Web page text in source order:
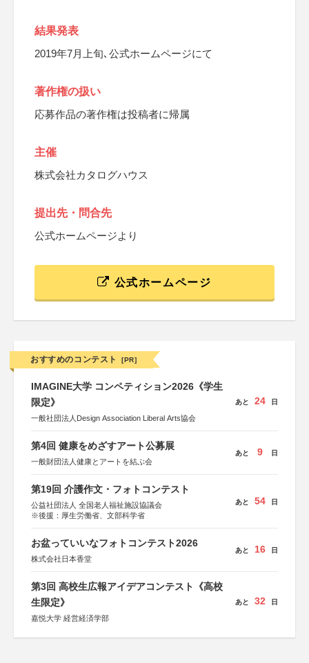
結果発表
2019年7月上旬､公式ホームページにて
著作権の扱い
応募作品の著作権は投稿者に帰属
主催
株式会社カタログハウス
提出先・問合先
公式ホームページより
公式ホームページ
おすすめのコンテスト [PR]
IMAGINE大学 コンペティション2026《学生
限定》
一般社団法人Design Association Liberal Arts協会
あと 24 日
第4回 健康をめざすアート公募展
一般財団法人健康とアートを結ぶ会
あと 9 日
第19回 介護作文・フォトコンテスト
公益社団法人 全国老人福祉施設協議会
※後援：厚生労働省、文部科学省
あと 54 日
お盆っていいなフォトコンテスト2026
株式会社日本香堂
あと 16 日
第3回 高校生広報アイデアコンテスト《高校
生限定》
嘉悦大学 経営経済学部
あと 32 日